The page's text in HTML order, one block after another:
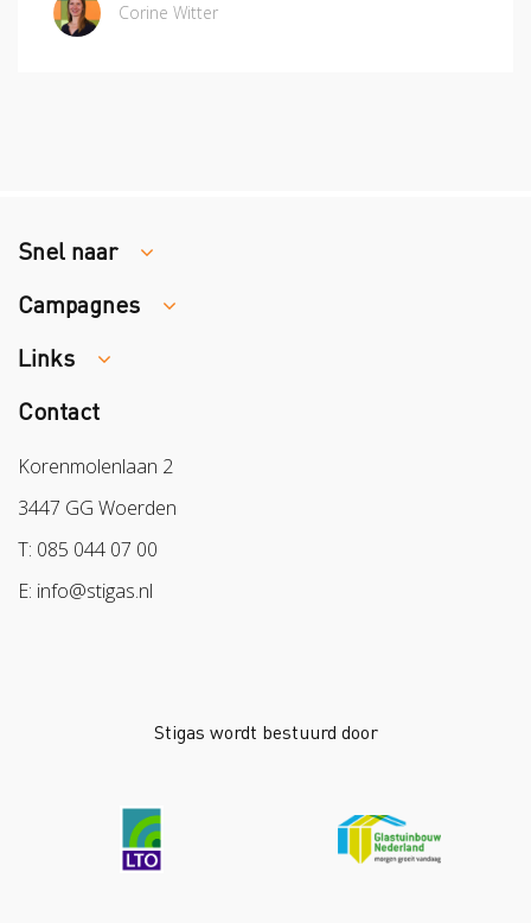
Corine Witter
Snel naar
Traumaopvang
Melden van een arbeidsongeval
Campagnes
Week van de Teek
Veilig vrijwilligerswerk in het groen
Werken aan morgen
Links
Colland
Sazas
BPL
Arbeidsmarkt
Contact
Korenmolenlaan 2
3447 GG Woerden
T: 085 044 07 00
E: info@stigas.nl
Stigas wordt bestuurd door